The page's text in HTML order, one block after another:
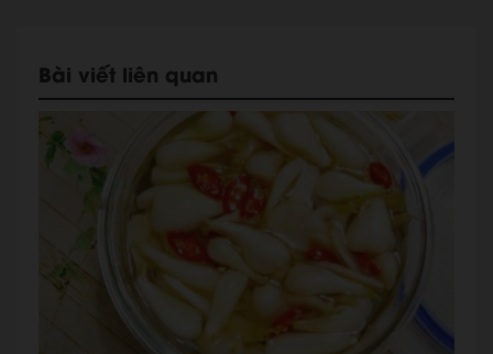
Bài viết liên quan